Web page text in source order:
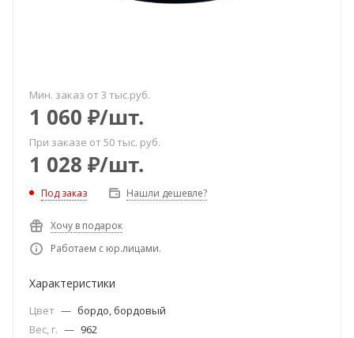
Мин. заказ от 3 тыс.руб.
1 060 ₽/шт.
При заказе от 50 тыс. руб.
1 028 ₽/шт.
Под заказ Нашли дешевле?
Хочу в подарок
Работаем с юр.лицами.
Характеристики
Цвет — бордо, бордовый
Вес, г. — 962